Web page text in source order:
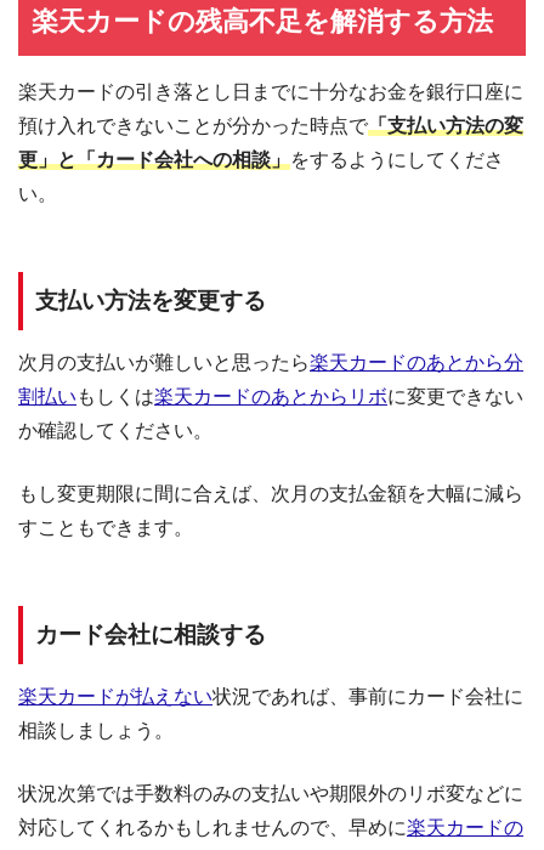
楽天カードの残高不足を解消する方法
楽天カードの引き落とし日までに十分なお金を銀行口座に
預け入れできないことが分かった時点で「支払い方法の変
更」と「カード会社への相談」をするようにしてくださ
い。
支払い方法を変更する
次月の支払いが難しいと思ったら楽天カードのあとから分
割払い もしくは楽天カードのあとからリボに変更できない
か確認してください。
もし変更期限に間に合えば、次月の支払金額を大幅に減ら
すこともできます。
カード会社に相談する
楽天カードが払えない状況であれば、事前にカード会社に
相談しましょう。
状況次第では手数料のみの支払いや期限外のリボ変などに
対応してくれるかもしれませんので、早めに楽天カードの